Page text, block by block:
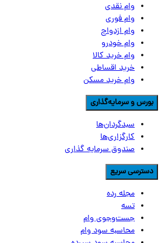
وام نقدی
وام فوری
وام ازدواج
وام خودرو
وام خرید کالا
خرید اقساطی
وام خرید مسکن
و سرمایه‌گذاری
سبدگردان‌ها
کارگزاری‌ها
صندوق سرمایه گذاری
سریع
مجله رده
تسه
جست‌وجوی وام
محاسبه سود وام